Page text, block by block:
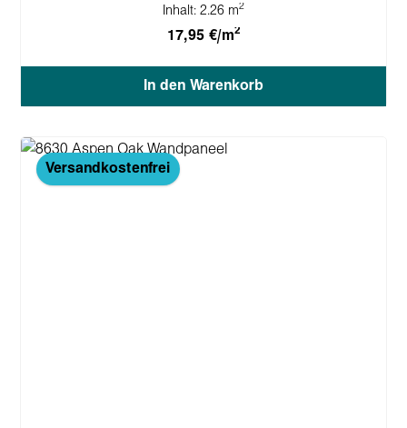
Inhalt: 2.26 m2
17,95 €/m2
In den Warenkorb
Versandkostenfrei